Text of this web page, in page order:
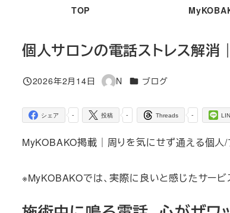
TOP
個人サロンの電話ストレス解
投稿日
2026年2月14日
著
N カテゴリー
ブログ
-
シェア -
投稿 -
Threads
MyKOBAKO掲載｜周りを気にせず通える個人/
※MyKOBAKOでは、実際に良いと感じたサー